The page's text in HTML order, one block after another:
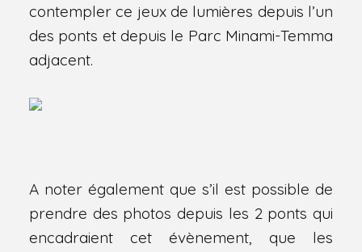
contempler ce jeux de lumières depuis l’un
des ponts et depuis le Parc Minami-Temma
adjacent.
A noter également que s’il est possible de
prendre des photos depuis les 2 ponts qui
encadraient cet évènement, que les